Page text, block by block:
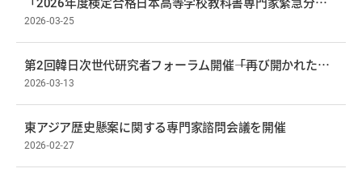
2026-03-25
第2回韓日次世代研究者フォーラム開催――「再び開かれた韓日対話の窓」
2026-03-13
東アジア歴史懸案に関する専門家諮問会議を開催
2026-02-27